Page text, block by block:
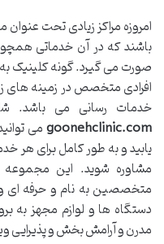
امروزه مراکز زیادی تحت
باشند که در آن خدماتی
صورت می گیرد. گونه کلینیک به
افرادی متخصص در زمینه های
خدمات رسانی می باشد.
goonehclinic.comمی
یابید و به طور کامل برای هر
مشاوره شوید. این مجموعه
متخصصین به نام و حرفه ای و
دستگاه‌ ها و لوازم مجهز به
مدرن و آرامش بخش و پذیرایی